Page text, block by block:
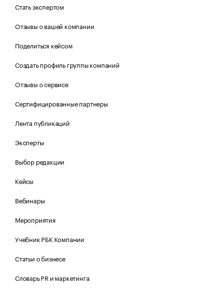
Стать экспертом
Отзывы о вашей компании
Поделиться кейсом
Создать профиль группы компаний
Отзывы о сервисе
Сертифицированные партнеры
Лента публикаций
Эксперты
Выбор редакции
Кейсы
Вебинары
Мероприятия
Учебник РБК Компании
Статьи о бизнесе
Словарь PR и маркетинга